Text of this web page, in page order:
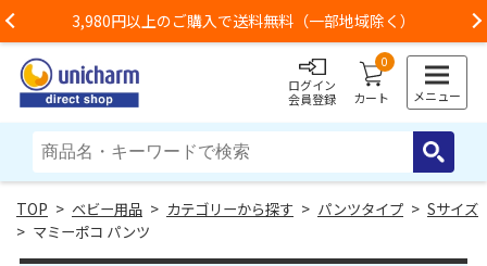
Previous3,980円以上のご購入で送料無料（一部地域除く）
ログイン
会員登録
0
カート メニュー
> ベビー用品 > カテゴリーから探す > パンツタイプ > Sサイズ
> マミーポコ パンツ